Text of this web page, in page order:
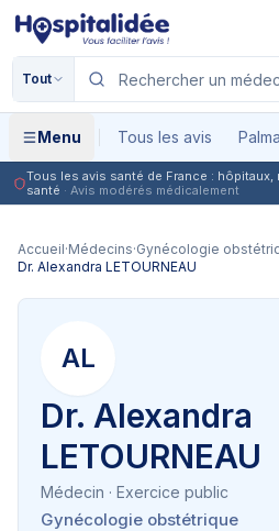
Aller au contenu principal
Tout
Menu Tous les avis
Tous les avis santé de France :
santé · Avis modérés médicalement
Accueil·Médecins·Gynécologie
Dr. Alexandra LETOURNEAU
AL
Dr. Alexandra
LETOURNEAU
Médecin · Exercice public
Gynécologie obstétrique